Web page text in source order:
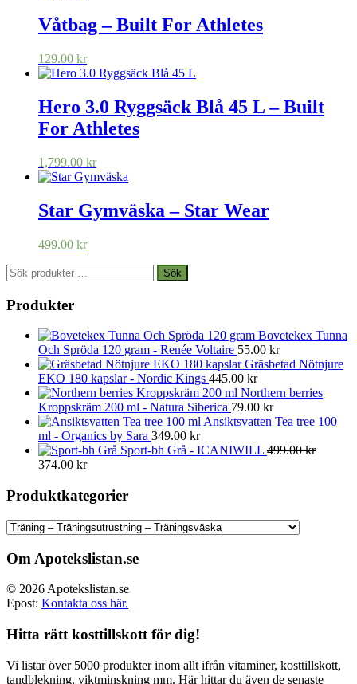
Våtbag – Built For Athletes
129.00 kr
Hero 3.0 Ryggsäck Blå 45 L – Built
For Athletes
1,799.00 kr
Star Gymväska – Star Wear
499.00 kr
Sök
efter:
Sök
Produkter
Bovetekex Tunna
Och Spröda 120 gram - Renée Voltaire 55.00 kr
Gräsbetad Nötnjure
EKO 180 kapslar - Nordic Kings 445.00 kr
Northern berries
Kroppskräm 200 ml - Natura Siberica 79.00 kr
Ansiktsvatten Tea tree 100
ml - Organics by Sara 349.00 kr
Sport-bh Grå - ICANIWILL 499.00kr
Det
priset
499.00 kr.
374.00 krDet
priset
är:
374.00 kr.
Produktkategorier
Om Apotekslistan.se
© 2026 Apotekslistan.se
Epost: Kontakta oss här.
Hitta rätt kosttillskott för dig!
Vi listar över 5000 produkter inom allt ifrån vitaminer, kosttillskott,
tandblekning, viktminskning mm. Här hittar du även de senaste